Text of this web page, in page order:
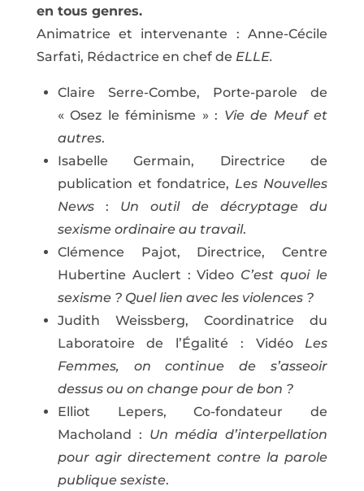
en tous genres.
Animatrice et intervenante : Anne-Cécile
Sarfati, Rédactrice en chef de ELLE.
Claire Serre-Combe, Porte-parole de
« Osez le féminisme » : Vie de Meuf et
autres.
Isabelle Germain, Directrice de
publication et fondatrice, Les Nouvelles
News: Un outil de décryptage du
sexisme ordinaire au travail.
Clémence Pajot, Directrice, Centre
Hubertine Auclert : Video C’est quoi le
sexisme ? Quel lien avec les violences ?
Judith Weissberg, Coordinatrice du
Laboratoire de l’Égalité : Vidéo Les
Femmes, on continue de s’asseoir
dessus ou on change pour de bon ?
Elliot Lepers, Co-fondateur de
Macholand : Un média d’interpellation
pour agir directement contre la parole
publique sexiste.